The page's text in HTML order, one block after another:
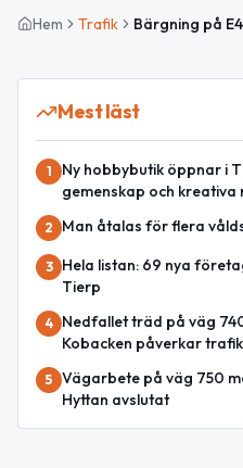
Hem Trafik
Mest läst
1
Ny hobbybutik öppnar i
gemenskap och kreativa
2 Man åtalas för flera
3
Hela listan: 69 nya
Tierp
4
Nedfallet träd på väg
Kobacken påverkar
5 Vägarbete på väg 750
Hyttan avslutat